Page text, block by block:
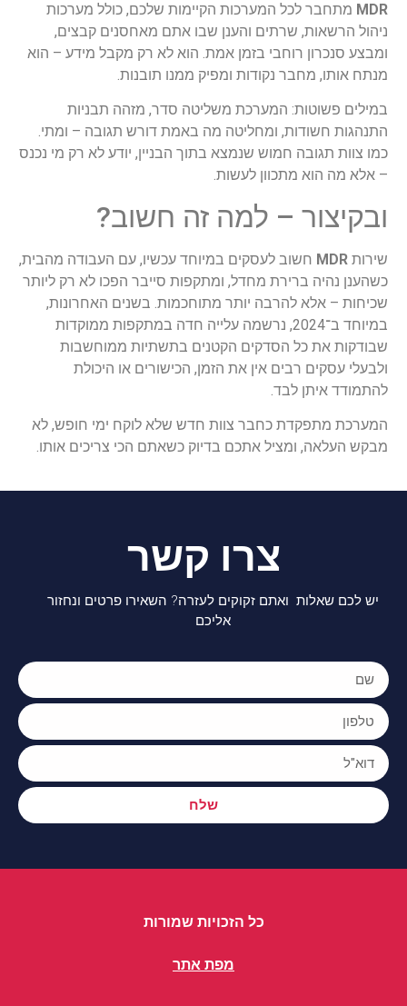
MDR מתחבר לכל המערכות הקיימות שלכם, כולל מערכות
ניהול הרשאות, שרתים והענן שבו אתם מאחסנים קבצים,
ומבצע סנכרון רוחבי בזמן אמת. הוא לא רק מקבל מידע – הוא
מנתח אותו, מחבר נקודות ומפיק ממנו תובנות.
במילים פשוטות: המערכת משליטה סדר, מזהה תבניות
התנהגות חשודות, ומחליטה מה באמת דורש תגובה – ומתי.
כמו צוות תגובה חמוש שנמצא בתוך הבניין, יודע לא רק מי נכנס
– אלא מה הוא מתכוון לעשות.
ובקיצור – למה זה חשוב?
שירות MDR חשוב לעסקים במיוחד עכשיו, עם העבודה מהבית,
כשהענן נהיה ברירת מחדל, ומתקפות סייבר הפכו לא רק ליותר
שכיחות – אלא להרבה יותר מתוחכמות. בשנים האחרונות,
במיוחד ב־2024, נרשמה עלייה חדה במתקפות ממוקדות
שבודקות את כל הסדקים הקטנים בתשתיות ממוחשבות
ולבעלי עסקים רבים אין את הזמן, הכישורים או היכולת
להתמודד איתן לבד.
המערכת מתפקדת כחבר צוות חדש שלא לוקח ימי חופש, לא
מבקש העלאה, ומציל אתכם בדיוק כשאתם הכי צריכים אותו.
צרו קשר
יש לכם שאלות ואתם זקוקים לעזרה? השאירו פרטים ונחזור
אליכם
שלח
כל הזכויות שמורות
מפת אתר